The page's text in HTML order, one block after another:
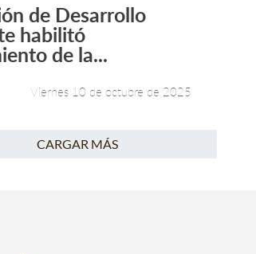
Leer más +
de Desarrollo
habilitó
de la...
Viernes 10 de octubre de 2025
CARGAR MÁS